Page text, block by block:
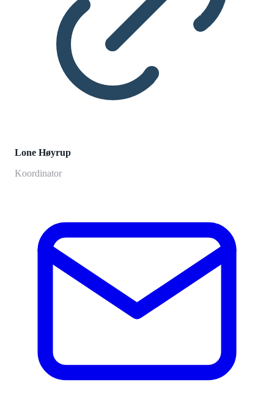
Lone Høyrup
Koordinator